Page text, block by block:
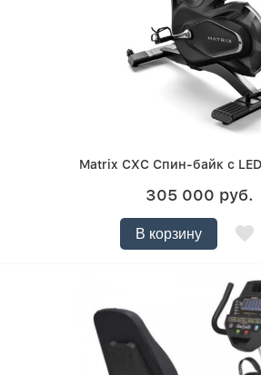
Matrix CXC Спин-байк с
305 000 руб.
В корзину